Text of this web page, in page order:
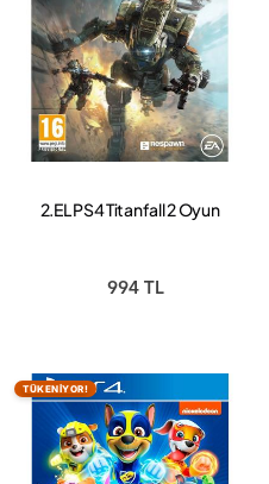
2.EL PS4 Titanfall 2 Oyun
994 TL
TÜKENİYOR!